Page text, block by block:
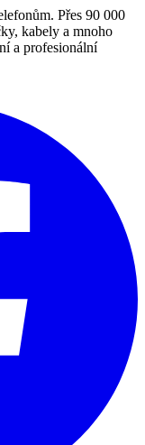
Přes 90 000
kabely a mnoho
a profesionální